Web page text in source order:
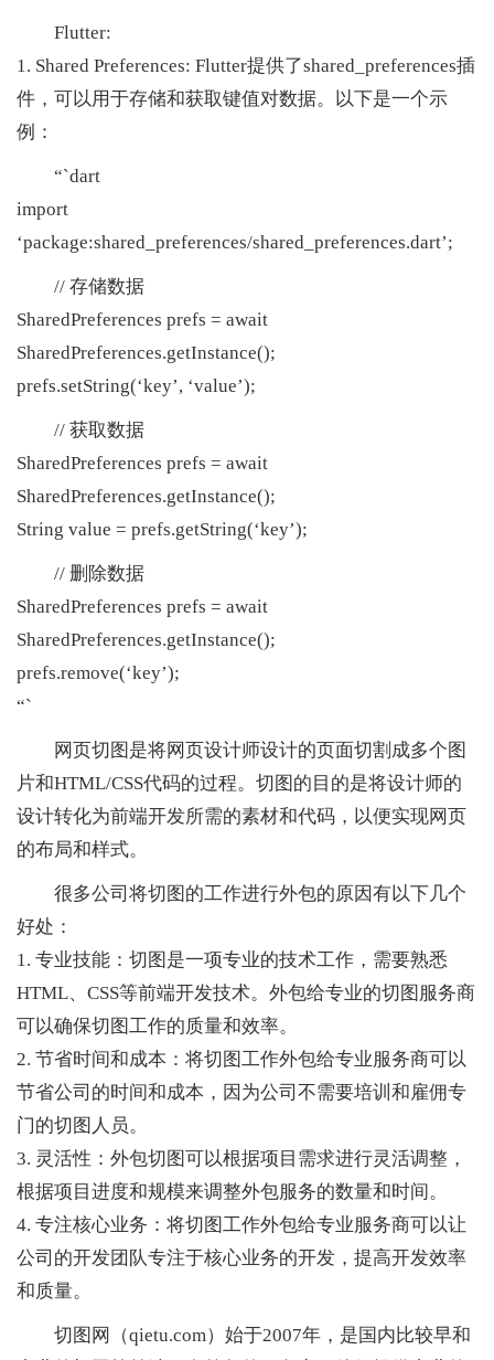
Flutter:
1. Shared Preferences: Flutter提供了shared_preferences插
件，可以用于存储和获取键值对数据。以下是一个示
例：
“`dart
import
‘package:shared_preferences/shared_preferences.dart’;
// 存储数据
SharedPreferences prefs = await
SharedPreferences.getInstance();
prefs.setString(‘key’, ‘value’);
// 获取数据
SharedPreferences prefs = await
SharedPreferences.getInstance();
String value = prefs.getString(‘key’);
// 删除数据
SharedPreferences prefs = await
SharedPreferences.getInstance();
prefs.remove(‘key’);
“`
网页切图是将网页设计师设计的页面切割成多个图
片和HTML/CSS代码的过程。切图的目的是将设计师的
设计转化为前端开发所需的素材和代码，以便实现网页
的布局和样式。
很多公司将切图的工作进行外包的原因有以下几个
好处：
1. 专业技能：切图是一项专业的技术工作，需要熟悉
HTML、CSS等前端开发技术。外包给专业的切图服务商
可以确保切图工作的质量和效率。
2. 节省时间和成本：将切图工作外包给专业服务商可以
节省公司的时间和成本，因为公司不需要培训和雇佣专
门的切图人员。
3. 灵活性：外包切图可以根据项目需求进行灵活调整，
根据项目进度和规模来调整外包服务的数量和时间。
4. 专注核心业务：将切图工作外包给专业服务商可以让
公司的开发团队专注于核心业务的开发，提高开发效率
和质量。
切图网（qietu.com）始于2007年，是国内比较早和